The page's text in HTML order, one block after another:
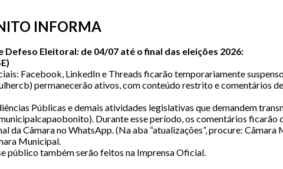
INFORMA
Eleitoral: de 04/07 até o final das eleições 2026:
Facebook, LinkedIn e Threads ficarão temporariamente
permanecerão ativos, com conteúdo restrito e comentários
Públicas e demais atividades legislativas que demandem
Durante esse período, os comentários ficarão
da Câmara no WhatsApp. (Na aba “atualizações”, procure:
Municipal.
público também serão feitos na Imprensa Oficial.